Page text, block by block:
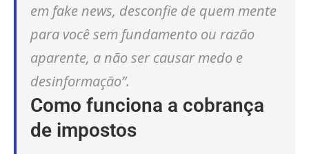
em fake news, desconfie de quem mente
para você sem fundamento ou razão
aparente, a não ser causar medo e
desinformação”.
Como funciona a cobrança
de impostos